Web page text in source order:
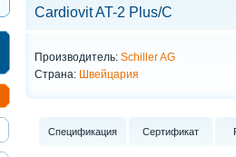
Cardiovit AT-2 Plus/C
Производитель: Schiller AG
Страна: Швейцария
Спецификация Сертификат